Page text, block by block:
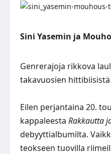
Sini Yasemin ja
Genrerajoja rikkova
takavuosien
Eilen perjantaina 20.
kappaleesta Rakkautta
debyyttialbumilta.
teokseen tuovilla